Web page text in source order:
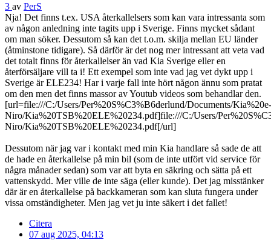
3 av PerS
Nja! Det finns t.ex. USA återkallelsers som kan vara intressanta som
av någon anledning inte tagits upp i Sverige. Finns mycket sådant
om man söker. Dessutom så kan det t.o.m. skilja mellan EU länder
(åtminstone tidigare). Så därför är det nog mer intressant att veta vad
det totalt finns för återkallelser än vad Kia Sverige eller en
återförsäljare vill ta i! Ett exempel som inte vad jag vet dykt upp i
Sverige är ELE234! Har i varje fall inte hört någon ännu som pratat
om den men det finns massor av Youtub videos som behandlar den.
[url=file:///C:/Users/Per%20S%C3%B6derlund/Documents/Kia%20e-
Niro/Kia%20TSB%20ELE%20234.pdf]file:///C:/Users/
Niro/Kia%20TSB%20ELE%20234.pdf[/url]
Dessutom när jag var i kontakt med min Kia handlare så sade de att
de hade en återkallelse på min bil (som de inte utfört vid service för
några månader sedan) som var att byta en säkring och sätta på ett
vattenskydd. Mer ville de inte säga (eller kunde). Det jag misstänker
där är en återkallelse på backkameran som kan sluta fungera under
vissa omständigheter. Men jag vet ju inte säkert i det fallet!
Citera
07 aug 2025, 04:13